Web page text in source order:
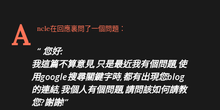
A ncle在回應裏問了一個問題：
您好:
我這篇不算意見,只是最近我有個問題,使
用google搜尋關鍵字時,都有出現您blog
的連結,我個人有個問題,請問該如何請教
您?謝謝!